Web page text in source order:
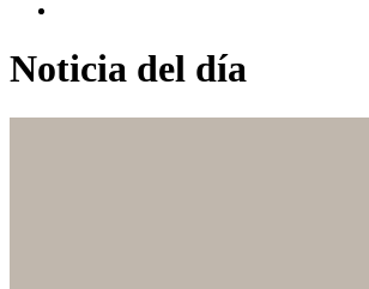
Noticia del día